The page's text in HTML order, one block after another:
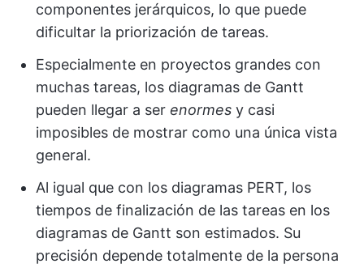
componentes jerárquicos, lo que puede
dificultar la priorización de tareas.
Especialmente en proyectos grandes con
muchas tareas, los diagramas de Gantt
pueden llegar a ser enormes y casi
imposibles de mostrar como una única vista
general.
Al igual que con los diagramas PERT, los
tiempos de finalización de las tareas en los
diagramas de Gantt son estimados. Su
precisión depende totalmente de la persona